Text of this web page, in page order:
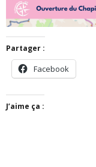
Partager :
Facebook
J’aime ça :